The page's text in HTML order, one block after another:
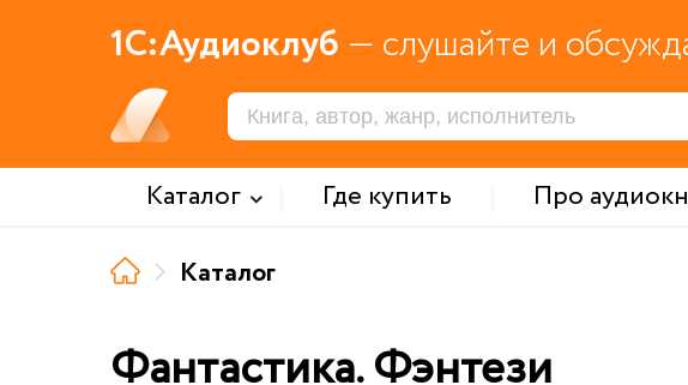
1С:Аудиоклуб — слушайте и
Каталог Где купить Про
Каталог
Фантастика. Фэнтези